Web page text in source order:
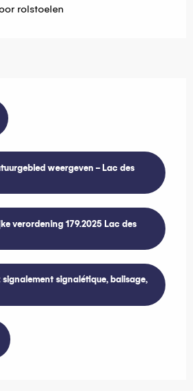
rolstoelen
weergeven - Lac des
verordening 179.2025 Lac des
signalement signalétique, balisage,